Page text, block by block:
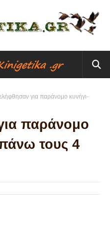
για παράνομο κυνήγι-
παράνομο
τους 4